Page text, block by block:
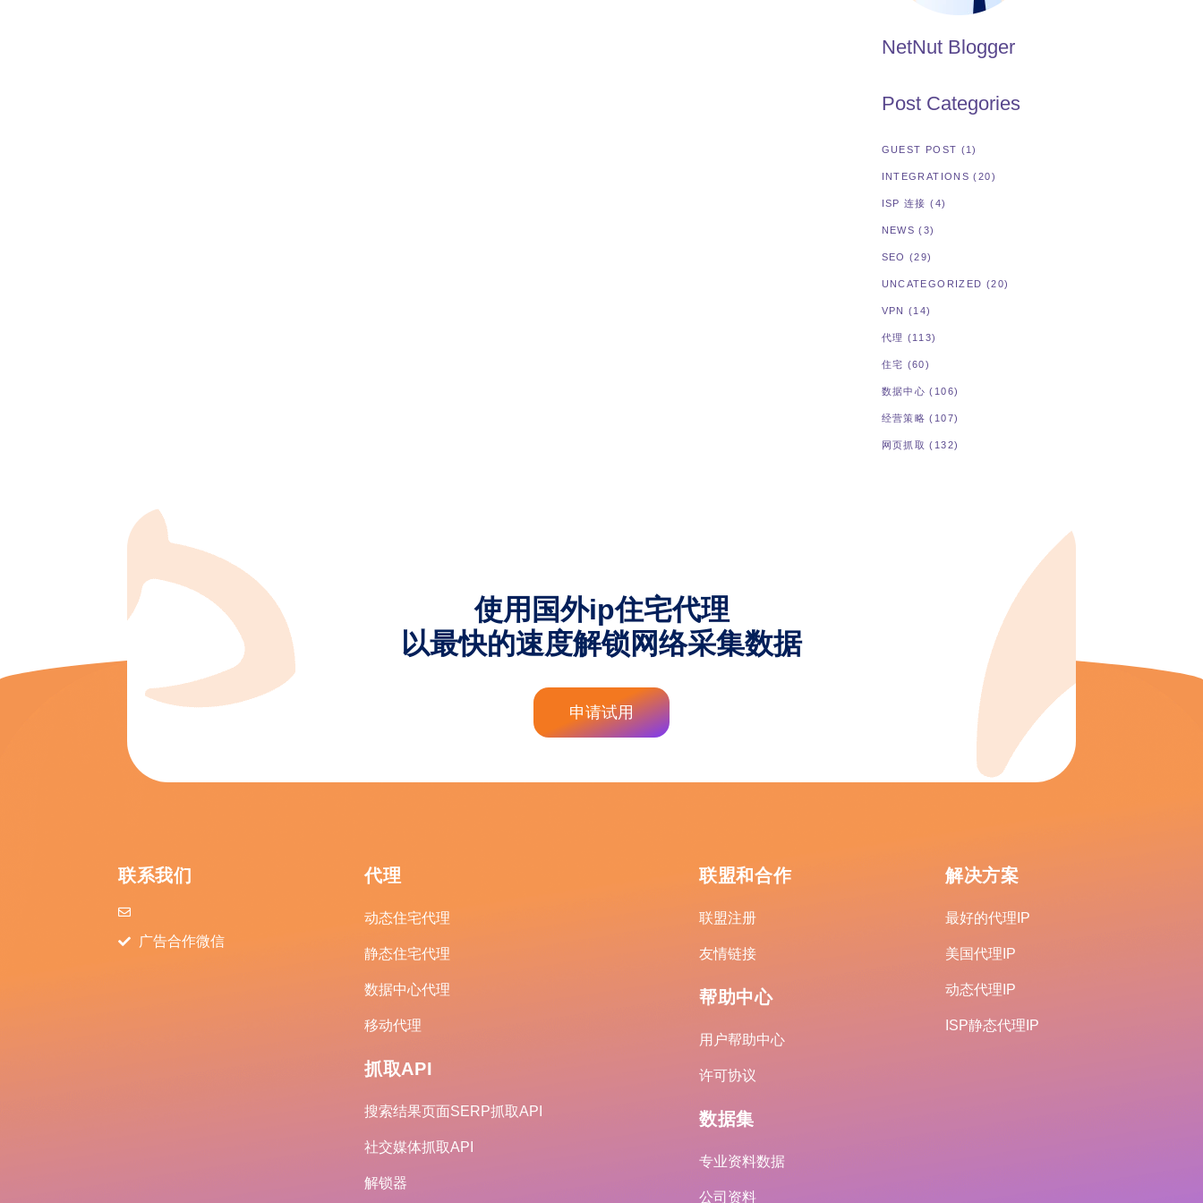
NetNut Blogger
Post Categories
GUEST POST (1)
INTEGRATIONS (20)
ISP 连接 (4)
NEWS (3)
SEO (29)
UNCATEGORIZED (20)
VPN (14)
代理 (113)
住宅 (60)
数据中心 (106)
经营策略 (107)
网页抓取 (132)
使用国外ip住宅代理
以最快的速度解锁网络采集数据
申请试用
联系我们
广告合作微信
代理
动态住宅代理
静态住宅代理
数据中心代理
移动代理
抓取API
搜索结果页面SERP抓取API
社交媒体抓取API
解锁器
联盟和合作
联盟注册
友情链接
帮助中心
用户帮助中心
许可协议
数据集
专业资料数据
公司资料
解决方案
最好的代理IP
美国代理IP
动态代理IP
ISP静态代理IP